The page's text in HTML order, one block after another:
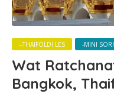
--THAIFÖLDI LES -MINI
Wat
Bangkok,